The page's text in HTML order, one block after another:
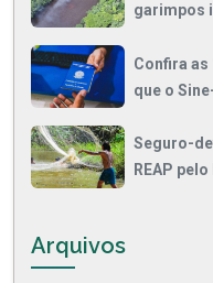
garimpos
Confira as
que o
Seguro-
REAP
Arquivos